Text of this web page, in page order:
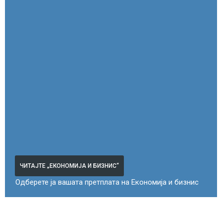
ЧИТАЈТЕ „ЕКОНОМИЈА И БИЗНИС“
Одберете ја вашата претплата на Економија и бизнис